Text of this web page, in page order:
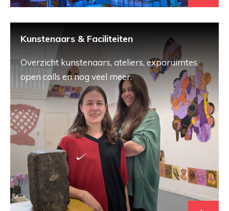
Kunstenaars & Faciliteiten
Overzicht kunstenaars, ateliers, exporuimtes,
open calls en nog veel meer.